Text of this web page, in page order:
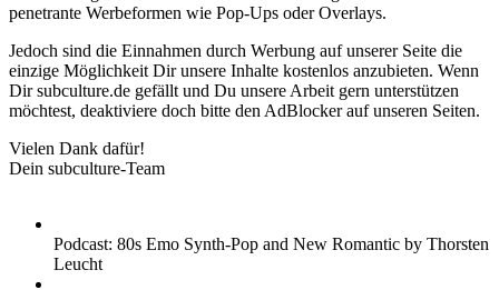
penetrante Werbeformen wie Pop-Ups oder Overlays.
Jedoch sind die Einnahmen durch Werbung auf unserer Seite die
einzige Möglichkeit Dir unsere Inhalte kostenlos anzubieten. Wenn
Dir subculture.de gefällt und Du unsere Arbeit gern unterstützen
möchtest, deaktiviere doch bitte den AdBlocker auf unseren Seiten.
Vielen Dank dafür!
Dein subculture-Team
Podcast: 80s Emo Synth-Pop and New Romantic by Thorsten
Leucht